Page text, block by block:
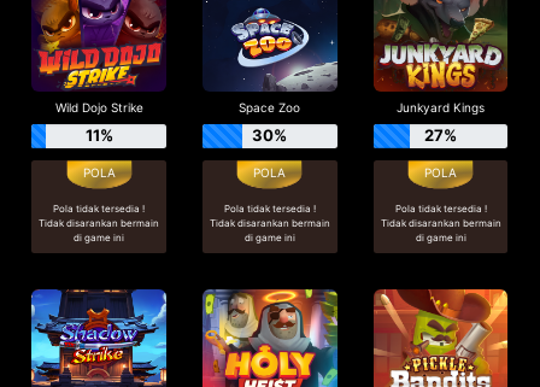
Wild Dojo Strike
11%
Pola tidak tersedia !
Tidak disarankan bermain
di game ini
Space Zoo
30%
Pola tidak tersedia !
Tidak disarankan bermain
di game ini
Junkyard Kings
27%
Pola tidak tersedia !
Tidak disarankan bermain
di game ini